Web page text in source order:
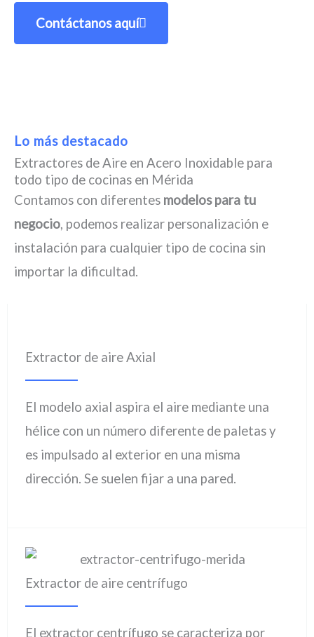
Contáctanos aquí
Lo más destacado
Extractores de Aire en Acero Inoxidable para
todo tipo de cocinas en Mérida
Contamos con diferentes modelos para tu
negocio, podemos realizar personalización e
instalación para cualquier tipo de cocina sin
importar la dificultad.
Extractor de aire Axial
El modelo axial aspira el aire mediante una
hélice con un número diferente de paletas y
es impulsado al exterior en una misma
dirección. Se suelen fijar a una pared.
Extractor de aire centrífugo
El extractor centrífugo se caracteriza por